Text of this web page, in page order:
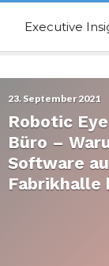
Executive
23. September 2021
Robotic
Büro –
Software
Fabrikhalle